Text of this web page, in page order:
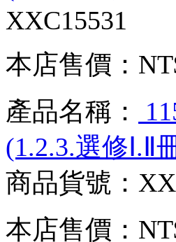
XXC15531
本店售價：
產品名稱：
(1.2.3.選修Ⅰ.Ⅱ
商品貨號：
本店售價：